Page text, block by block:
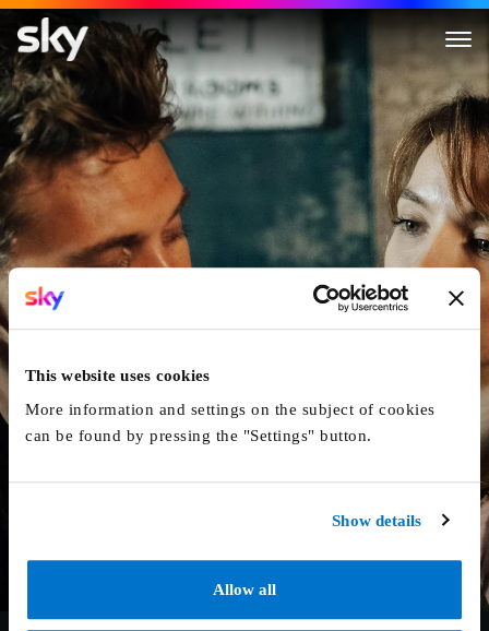
This website uses cookies
More information and settings on the subject of cookies
can be found by pressing the "Settings" button.
Show details
Allow all
The Bikeriders